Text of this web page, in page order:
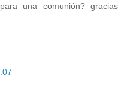
una comunión? gracias